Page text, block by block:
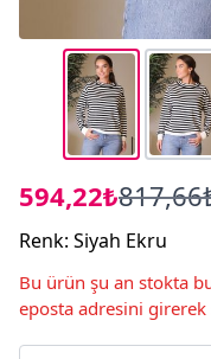
594,22₺
Renk: Siyah Ekru
Bu ürün şu an stokta
eposta adresini